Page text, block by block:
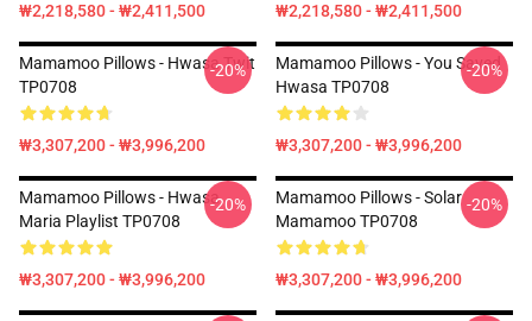
₩2,218,580 - ₩2,411,500 ₩2,218,580 - ₩2,411,500
Mamamoo Pillows - Hwasa Twit
TP0708
₩3,307,200 - ₩3,996,200
-20%
Mamamoo Pillows - You Saved
Hwasa TP0708
₩3,307,200 - ₩3,996,200
-20%
Mamamoo Pillows - Hwasa
Maria Playlist TP0708
₩3,307,200 - ₩3,996,200
-20%
Mamamoo Pillows - Solar
Mamamoo TP0708
₩3,307,200 - ₩3,996,200
-20%